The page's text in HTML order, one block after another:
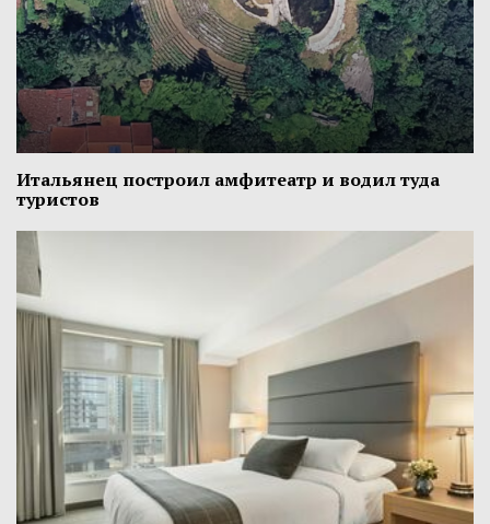
Итальянец построил амфитеатр и водил туда
туристов